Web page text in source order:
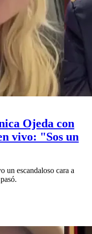
Ojeda con
vivo: "Sos un
un escandaloso cara a